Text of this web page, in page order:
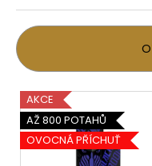
z
e
n
í
p
r
o
d
V
ý
p
AKCE
AŽ 800 POTAHŮ
OVOCNÁ PŘÍCHUŤ
D
o
p
o
u
č
u
j